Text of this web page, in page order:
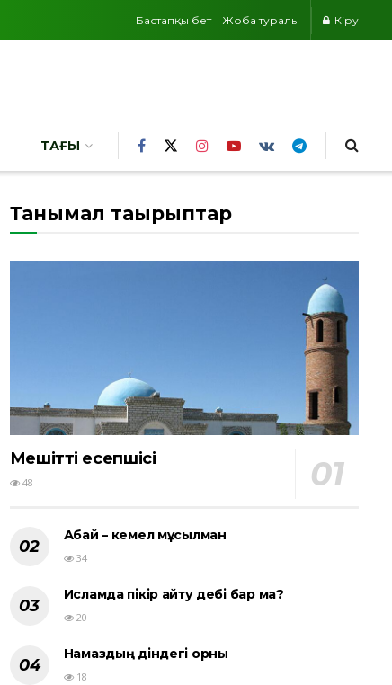
Бастапқы бет Жоба туралы Кіру
ТАҒЫ
Танымал тақырыптар
Мешіттің есепшісі
48
Абай – кемел мұсылман
34
Исламда пікір айту әдебі бар ма?
20
Намаздың діндегі орны
18